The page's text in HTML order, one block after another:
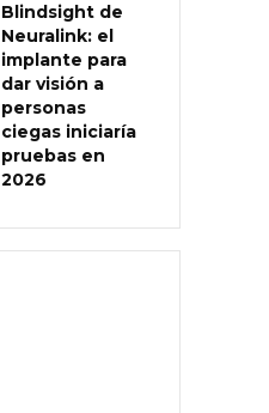
Blindsight de
Neuralink: el
implante para
dar visión a
personas
ciegas iniciaría
pruebas en
2026